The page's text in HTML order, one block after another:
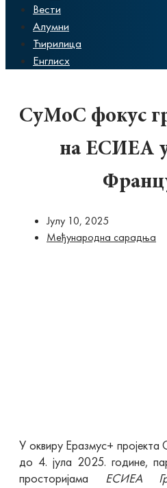
Вести
Алумни
Ћирилица
Енглисх
СуМоС фокус
на ЕСИЕА
Јулy 10, 2025
Међународна сарадња
У оквиру Еразмус+
до 4. јула 2025. године,
просторијама
ЕСИЕА